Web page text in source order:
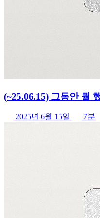
(~25.06.15) 그동안 뭘
2025년 6월 15일 7분